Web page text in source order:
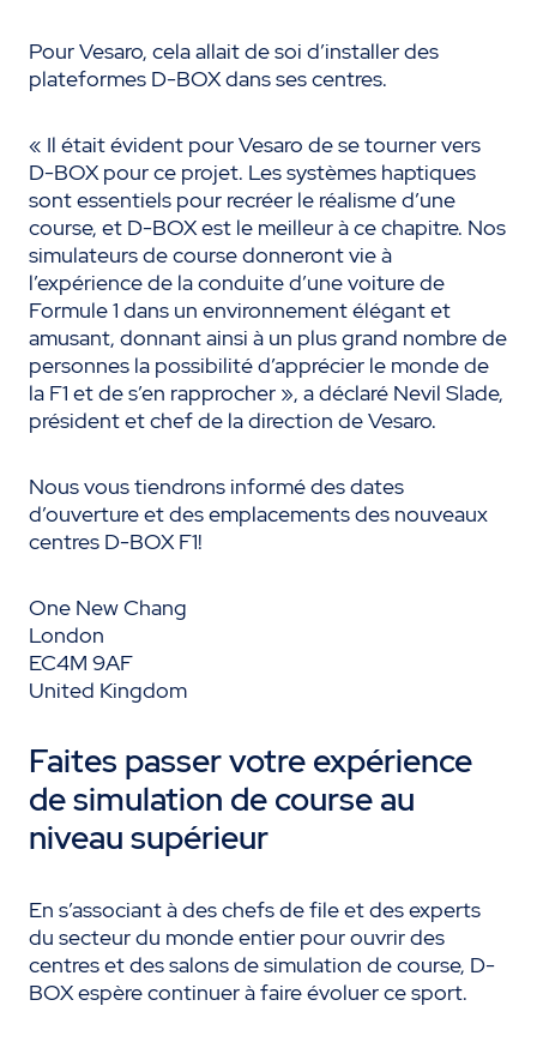
Pour Vesaro, cela allait de soi d’installer des
plateformes D-BOX dans ses centres.
« Il était évident pour Vesaro de se tourner vers
D-BOX pour ce projet. Les systèmes haptiques
sont essentiels pour recréer le réalisme d’une
course, et D-BOX est le meilleur à ce chapitre. Nos
simulateurs de course donneront vie à
l’expérience de la conduite d’une voiture de
Formule 1 dans un environnement élégant et
amusant, donnant ainsi à un plus grand nombre de
personnes la possibilité d’apprécier le monde de
la F1 et de s’en rapprocher », a déclaré Nevil Slade,
président et chef de la direction de Vesaro.
Nous vous tiendrons informé des dates
d’ouverture et des emplacements des nouveaux
centres D-BOX F1!
One New Chang
London
EC4M 9AF
United Kingdom
Faites passer votre expérience
de simulation de course au
niveau supérieur
En s’associant à des chefs de file et des experts
du secteur du monde entier pour ouvrir des
centres et des salons de simulation de course, D-
BOX espère continuer à faire évoluer ce sport.